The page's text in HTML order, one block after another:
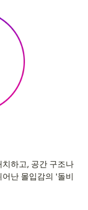
하고, 공간 구조나
난 몰입감의 '돌비